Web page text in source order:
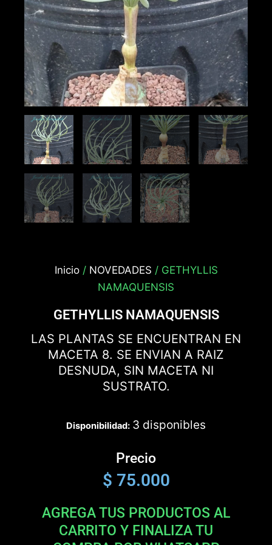
Inicio/ NOVEDADES / GETHYLLIS
NAMAQUENSIS
GETHYLLIS NAMAQUENSIS
LAS PLANTAS SE ENCUENTRAN EN
MACETA 8. SE ENVIAN A RAIZ
DESNUDA, SIN MACETA NI
SUSTRATO.
Disponibilidad: 3 disponibles
Precio
$ 75.000
AGREGA TUS PRODUCTOS AL
CARRITO Y FINALIZA TU